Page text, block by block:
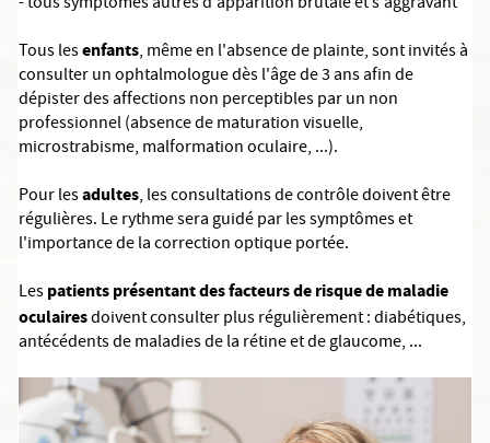
Tous lesenfants, même en l'absence de plainte, sont invités à
consulter un ophtalmologue dès l'âge de 3 ans afin de
dépister des affections non perceptibles par un non
professionnel (absence de maturation visuelle,
microstrabisme, malformation oculaire, ...).
Pour lesadultes, les consultations de contrôle doivent être
régulières. Le rythme sera guidé par les symptômes et
l'importance de la correction optique portée.
Lespatients présentant des facteurs de risque demaladie
oculairesdoivent consulter plus régulièrement : diabétiques,
antécédents de maladies de la rétine et de glaucome, ...